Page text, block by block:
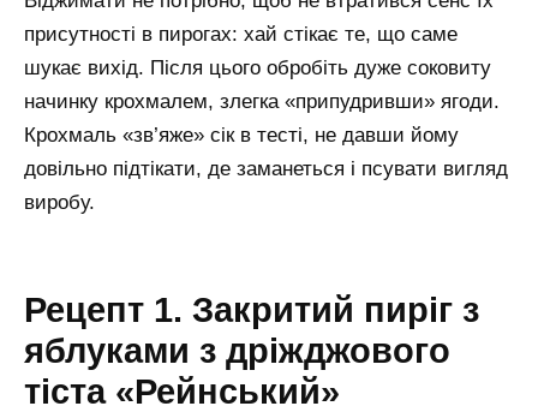
присутності в пирогах: хай стікає те, що саме
шукає вихід. Після цього обробіть дуже соковиту
начинку крохмалем, злегка «припудривши» ягоди.
Крохмаль «зв’яже» сік в тесті, не давши йому
довільно підтікати, де заманеться і псувати вигляд
виробу.
Рецепт 1. Закритий пиріг з
яблуками з дріжджового
тіста «Рейнський»